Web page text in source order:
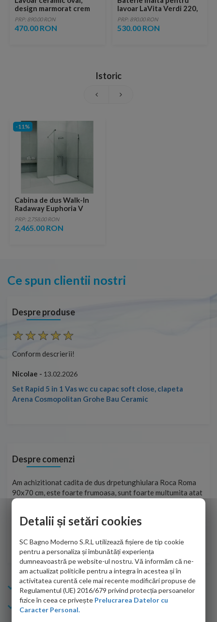
design marmorat crem
lucios cu vene aurii,
ventil inclus
PRP: 890.00 RON
470.00 RON
lavoar LaVita Verdi 220,
fara ventil, brushed
copper
PRP: 890.00 RON
530.00 RON
Istoric
-11%
Cabina de dus Walk-In
Radaway Euphoria V
70X200 cm sticla
transparenta
PRP: 2,758.00 RON
2,465.00 RON
Ce spun clientii nostri
Despre produse
Conform descrierii!
Nicolae - 13.02.2026
Set Rapid 5 in 1 Vas wc cu capac soft close, clapeta
Arena Cosmopolitan Grohe Bau Ceramic
Despre comenzi
Am achizitionat cadita de dus drpetunghiulara Roca Roma
90x70 cm, este foarte frumoasa, sunt foarte multumita atat
de personalul firmei dvs. cu care am colaborat in obtinerea
adus coletul in siguranta.Numai bine, va doresc!
Sofrone Viviana -28.07.2026
Info Bagno
Cumparaturi
Detalii și setări cookies
SC Bagno Moderno S.R.L utilizează fișiere de tip cookie
pentru a personaliza și îmbunătăți experiența
dumneavoastră pe website-ul nostru. Vă informăm că ne-
am actualizat politicile pentru a integra în acestea și în
activitatea curentă cele mai recente modificări propuse de
Regulamentul (UE) 2016/679 privind protecția persoanelor
fizice în ceea ce privește Prelucrarea Datelor cu
Caracter Personal.